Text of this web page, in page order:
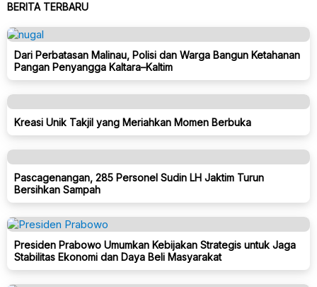
BERITA TERBARU
Dari Perbatasan Malinau, Polisi dan Warga Bangun Ketahanan
Pangan Penyangga Kaltara–Kaltim
Kreasi Unik Takjil yang Meriahkan Momen Berbuka
Pascagenangan, 285 Personel Sudin LH Jaktim Turun
Bersihkan Sampah
Presiden Prabowo Umumkan Kebijakan Strategis untuk Jaga
Stabilitas Ekonomi dan Daya Beli Masyarakat